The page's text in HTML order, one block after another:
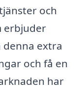
och
erbjuder
denna extra
och få en
har